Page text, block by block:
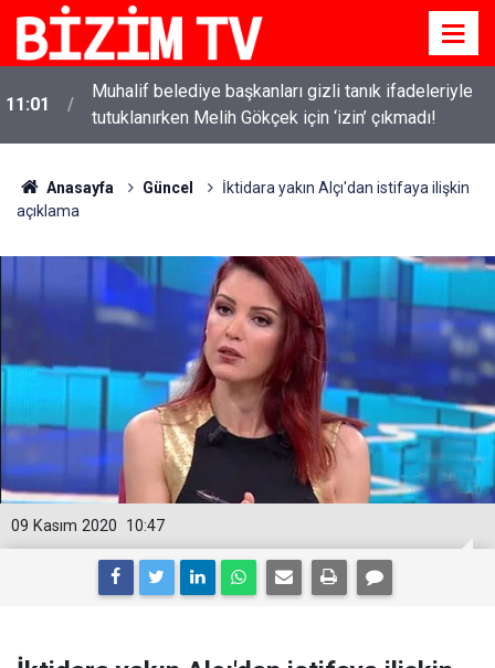
11:01
Muhalif belediye başkanları gizli tanık ifadeleriyle
tutuklanırken Melih Gökçek için ‘izin’ çıkmadı!
Anasayfa Güncel
İktidara yakın Alçı'dan istifaya ilişkin
açıklama
10:47
09 Kasım 2020